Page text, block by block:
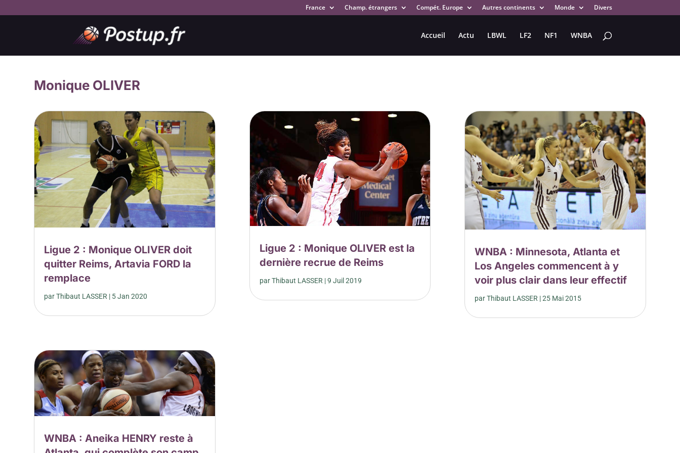
France Champ. étrangers Compét. Europe Autres continents Monde Divers
Accueil Actu LBWL LF2 NF1 WNBA
Monique OLIVER
Ligue 2 : Monique OLIVER doit
quitter Reims, Artavia FORD la
remplace
parThibaut LASSER | 5 Jan 2020
WNBA : Aneika HENRY reste à
Ligue 2 : Monique OLIVER est la
dernière recrue de Reims
parThibaut LASSER |9 Juil 2019
WNBA : Minnesota, Atlanta et
Los Angeles commencent à y
voir plus clair dans leur effectif
parThibaut LASSER|25 Mai 2015